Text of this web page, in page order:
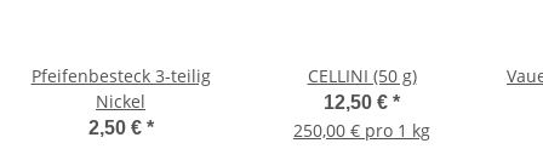
Pfeifenbesteck 3-teilig
Nickel
2,50 € *
CELLINI (50 g)
12,50 € *
250,00 € pro 1 kg